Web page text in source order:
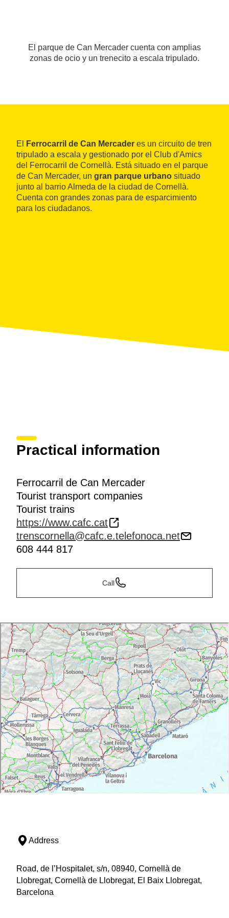
El parque de Can Mercader cuenta con amplias
zonas de ocio y un trenecito a escala tripulado.
El Ferrocarril de Can Mercader es un circuito de tren
tripulado a escala y gestionado por el Club d'Amics
del Ferrocarril de Cornellà. Está situado en el parque
de Can Mercader, un gran parque urbano situado
junto al barrio Almeda de la ciudad de Cornellà.
Cuenta con grandes zonas para de esparcimiento
para los ciudadanos.
Practical information
Ferrocarril de Can Mercader
Tourist transport companies
Tourist trains
https://www.cafc.cat
trenscornella@cafc.e.telefonoca.net
608 444 817
Call
Address
Road, de l’Hospitalet, s/n, 08940, Cornellà de
Llobregat, Cornellà de Llobregat, El Baix Llobregat,
Barcelona